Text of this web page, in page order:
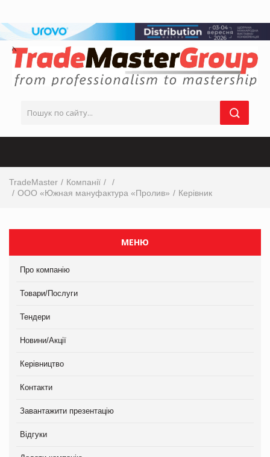
TradeMaster
Компанії
ООО «Южная мануфактура «Пролив»
Керівник
МЕНЮ
Про компанію
Товари/Послуги
Тендери
Новини/Акції
Керівництво
Контакти
Завантажити презентацію
Відгуки